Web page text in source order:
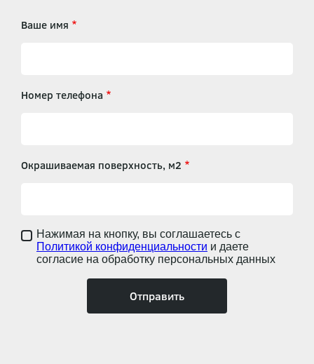
Ваше имя
Номер телефона
Окрашиваемая поверхность, м2
Нажимая на кнопку, вы соглашаетесь с
Политикой конфиденциальности и даете
согласие на обработку персональных данных